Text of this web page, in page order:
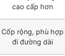
cao cấp hơn
Cốp rộng, phù hợp
đi đường dài